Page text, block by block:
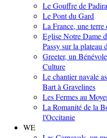
Le Gouffre de
Le Pont du Gard
La France, une terre
Eglise Notre Dame
Passy sur la plateau
Greeter, un
Culture
Le chantier navale
Bart à Gravelines
Les Fermes au
La Romanité de la
l'Occitanie
WE